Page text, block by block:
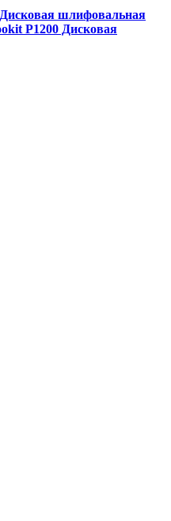
шлифовальная
P1200 Дисковая